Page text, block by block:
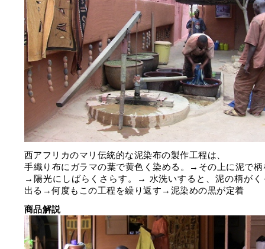
西アフリカのマリ伝統的な泥染布の製作工程は、
手織り布にガラマの葉で黄色く染める。→その上に泥で柄
→陽光にしばらくさらす。→ 水洗いすると、泥の柄がく
出る→何度もこの工程を繰り返す→泥染めの黒が定着
商品解説